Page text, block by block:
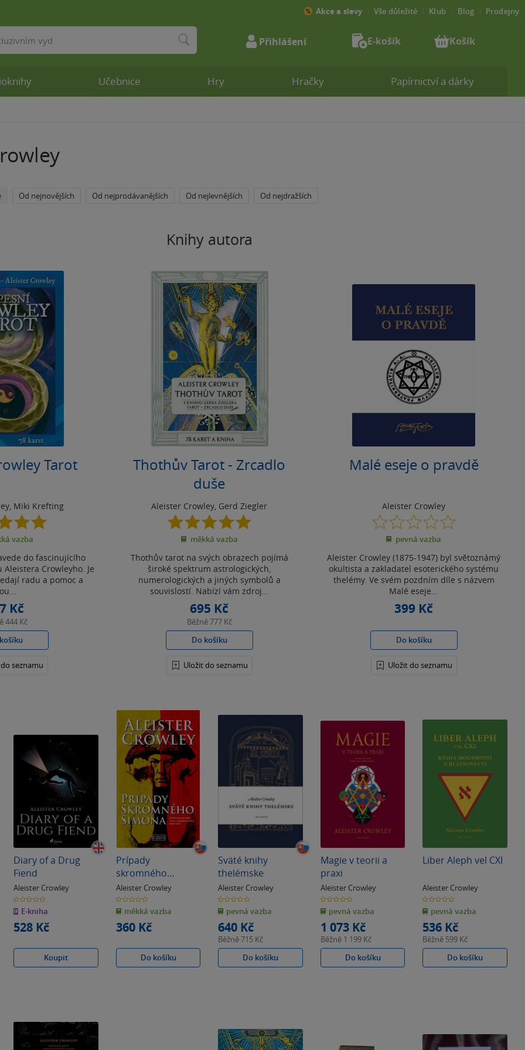
Od nejnovějších Od nejprodávanějších Od nejlevnějších Od nejdražších
Knihy autora
Tarot
, Miki Krefting
5.0
z
5 vazba
do fascinujícího
Crowleyho. Je
radu a pomoc a
Kč
444 Kč
seznamu
Thothův Tarot - Zrcadlo
duše
Aleister Crowley Gerd Ziegler
5.0
z
5
měkká vazba
Thothův tarot na svých obrazech pojímá
široké spektrum astrologických,
numerologických a jiných symbolů a
souvislostí. Nabízí vám zdroj...
695 Kč
Běžně777 Kč
Do košíku
Uložit do seznamu
Malé eseje o pravdě
Aleister Crowley
0.0
z
5
pevná vazba
Aleister Crowley (1875-1947) byl světoznámý
okultista a zakladatel esoterického systému
thelémy. Ve svém pozdním díle s názvem
Malé eseje...
399 Kč
Do košíku
Uložit do seznamu
Diary of a Drug
Fiend
Aleister Crowley
0.0
z
5
hvězdiček
E-kniha
528 Kč
Koupit
Prípady
skromného
Simona
Aleister Crowley
0.0
z
5
hvězdiček
měkká vazba
360 Kč
Do košíku
Sväté knihy
thelémske
Aleister Crowley
0.0
z
5
hvězdiček
pevná vazba
640 Kč
Běžně715 Kč
Do košíku
Magie v teorii a
praxi
Aleister Crowley
0.0
z
5
hvězdiček
pevná vazba
1 073 Kč
Běžně 1 199 Kč
Do košíku
Liber Aleph vel CXI
Aleister Crowley
0.0
z
5
hvězdiček
pevná vazba
536 Kč
Běžně 599 Kč
Do košíku
Učebnice Hry Hračky Papírnictví a dárky
Akce a slevy Vše důležité Klub Blog Prodejny
Přihlášení E-košík Košík